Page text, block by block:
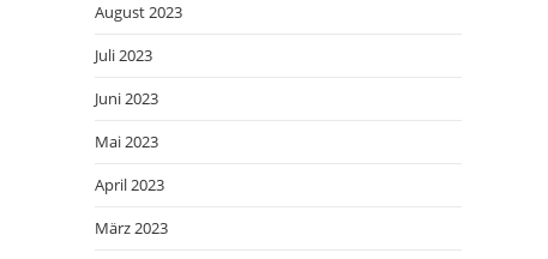
August 2023
Juli 2023
Juni 2023
Mai 2023
April 2023
März 2023